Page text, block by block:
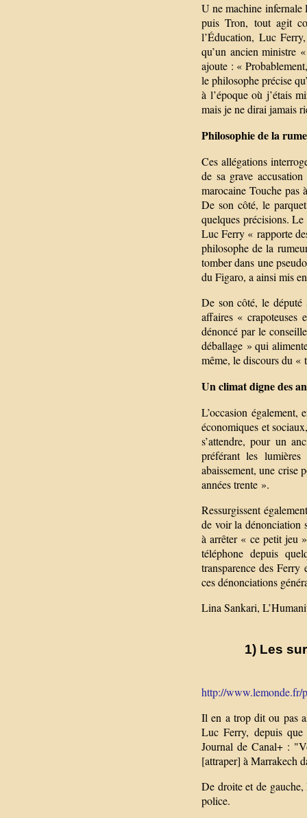
U ne machine infernale
puis Tron, tout agit
l’Éducation, Luc
qu’un ancien ministre
ajoute : «
le philosophe précise
à l’époque où j’étais
mais je ne dirai jamais
Philosophie de la
Ces allégations
de sa grave
marocaine Touche pas
De son côté, le
quelques précisions.
Luc Ferry « rapporte
philosophe de la
tomber dans une
du Figaro, a ainsi mis
De son côté, le
affaires « crapoteuses
dénoncé par le
déballage » qui
même, le discours du «
Un climat digne des
L’occasion
économiques et
s’attendre, pour un
préférant les
abaissement, une crise
années trente ».
Ressurgissent
de voir la dénonciation
à arrêter « ce petit jeu
téléphone depuis
transparence des
ces dénonciations
Lina Sankari,
1) Les
http://www.lemonde.fr/
Il en a trop dit ou pas
Luc Ferry, depuis que
Journal de Canal+ :
[attraper] à Marrakech
De droite et de
police.